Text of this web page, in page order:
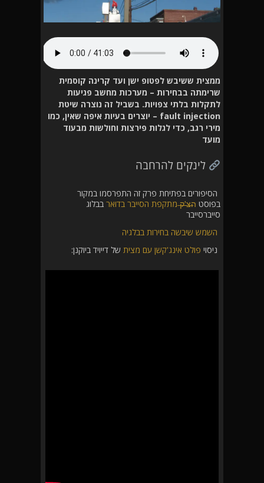
ממצית ששיבש לפטופ ישן ועד קרינה קוסמית
שרימתה בבחירות – מערכות מחשב פגיעות
לתקלות בלתי צפויות. בשביל זה נוצרה שיטת
fault injection – יוצרים בעיות איפה שאין, כמו
מירי רגב, כדי לגלות פירצות וחולשות מבעוד
מועד
לינקים להרחבה
הסיפורים בפתיחת פרק זה התפרסמו במקור
בפוסט ה̶צ̶'̶ק̶ מתקפת הסייבר בדואר בבלוג
סייברסייבר
השמש שיבשה בחירות בבלגיה
ניסוי פולט אינג'קשן עם מצית של דייויד ביוקנן: